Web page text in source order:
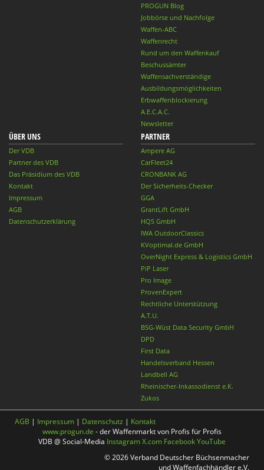
PROGUN Blog
Jobbörse und Nachfolge
Waffen-ABC
Waffenrecht
Rund um den Waffenkauf
Beschussämter
Waffensachverständige
Ausbildungsmöglichkeiten
Erbwaffenblockierung
A.E.C.A.C.
Newsletter
ÜBER UNS
Der VDB
Partner des VDB
Das Präsidium des VDB
Kontakt
Impressum
AGB
Datenschutzerklärung
PARTNER
Ampere AG
CarFleet24
CRONBANK AG
Der Sicherheits-Checker
GGA
GrantLift GmbH
HQS GmbH
IWA OutdoorClassics
KVoptimal.de GmbH
OverNight Express & Logistics GmbH
PiP Laser
Pro Image
ProvenExpert
Rechtliche Unterstützung
A.T.U.
BSG-Wüst Data Security GmbH
DPD
First Data
Handelsverband Hessen
Landbell AG
Rheinischer-Inkassodienst e.K.
Zukos
AGB | Impressum | Datenschutz | Kontakt
www.progun.de - der Waffenmarkt von Profis für Profis
VDB @ Social-Media InstagramX.com FacebookYouTube
© 2026 Verband Deutscher Büchsenmacher
und Waffenfachhändler e.V.